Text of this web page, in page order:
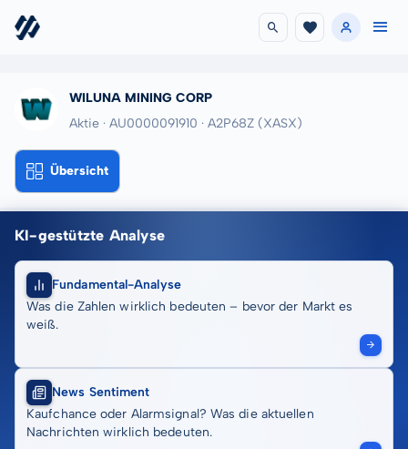
WILUNA MINING CORP
Aktie · AU0000091910 · A2P68Z (XASX)
Übersicht
KI-gestützte Analyse
Fundamental-Analyse
Was die Zahlen wirklich bedeuten – bevor der Markt es
weiß.
News Sentiment
Kaufchance oder Alarmsignal? Was die aktuellen
Nachrichten wirklich bedeuten.